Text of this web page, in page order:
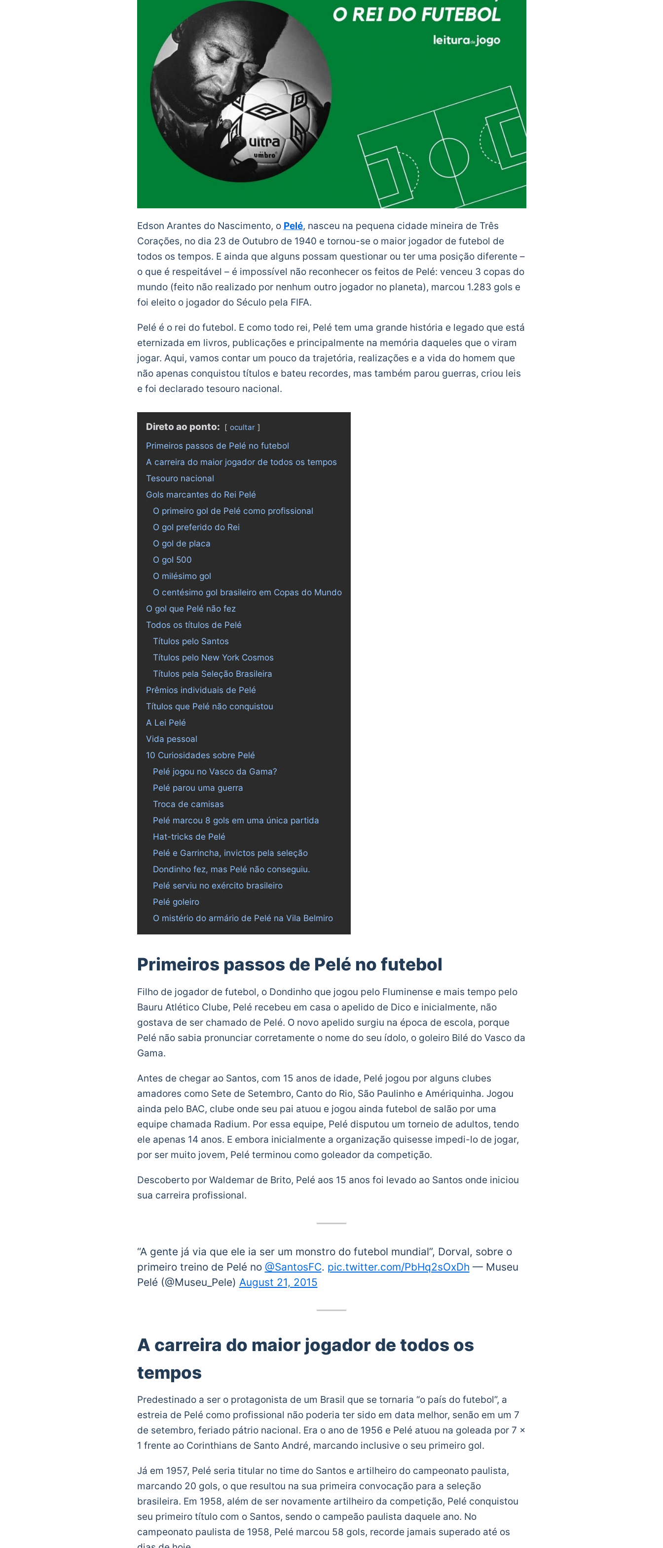
Edson Arantes do Nascimento, o Pelé, nasceu na pequena cidade mineira de Três
Corações, no dia 23 de Outubro de 1940 e tornou-se o maior jogador de futebol de
todos os tempos. E ainda que alguns possam questionar ou ter uma posição diferente –
o que é respeitável – é impossível não reconhecer os feitos de Pelé: venceu 3 copas do
mundo (feito não realizado por nenhum outro jogador no planeta), marcou 1.283 gols e
foi eleito o jogador do Século pela FIFA.
Pelé é o rei do futebol. E como todo rei, Pelé tem uma grande história e legado que está
eternizada em livros, publicações e principalmente na memória daqueles que o viram
jogar. Aqui, vamos contar um pouco da trajetória, realizações e a vida do homem que
não apenas conquistou títulos e bateu recordes, mas também parou guerras, criou leis
e foi declarado tesouro nacional.
Direto ao ponto: ocultar
Primeiros passos de Pelé no futebol
A carreira do maior jogador de todos os tempos
Tesouro nacional
Gols marcantes do Rei Pelé
O primeiro gol de Pelé como profissional
O gol preferido do Rei
O gol de placa
O gol 500
O milésimo gol
O centésimo gol brasileiro em Copas do Mundo
O gol que Pelé não fez
Todos os títulos de Pelé
Títulos pelo Santos
Títulos pelo New York Cosmos
Títulos pela Seleção Brasileira
Prêmios individuais de Pelé
Títulos que Pelé não conquistou
A Lei Pelé
Vida pessoal
10 Curiosidades sobre Pelé
Pelé jogou no Vasco da Gama?
Pelé parou uma guerra
Troca de camisas
Pelé marcou 8 gols em uma única partida
Hat-tricks de Pelé
Pelé e Garrincha, invictos pela seleção
Dondinho fez, mas Pelé não conseguiu.
Pelé serviu no exército brasileiro
Pelé goleiro
O mistério do armário de Pelé na Vila Belmiro
Primeiros passos de Pelé no futebol
Filho de jogador de futebol, o Dondinho que jogou pelo Fluminense e mais tempo pelo
Bauru Atlético Clube, Pelé recebeu em casa o apelido de Dico e inicialmente, não
gostava de ser chamado de Pelé. O novo apelido surgiu na época de escola, porque
Pelé não sabia pronunciar corretamente o nome do seu ídolo, o goleiro Bilé do Vasco da
Gama.
Antes de chegar ao Santos, com 15 anos de idade, Pelé jogou por alguns clubes
amadores como Sete de Setembro, Canto do Rio, São Paulinho e Amériquinha. Jogou
ainda pelo BAC, clube onde seu pai atuou e jogou ainda futebol de salão por uma
equipe chamada Radium. Por essa equipe, Pelé disputou um torneio de adultos, tendo
ele apenas 14 anos. E embora inicialmente a organização quisesse impedi-lo de jogar,
por ser muito jovem, Pelé terminou como goleador da competição.
Descoberto por Waldemar de Brito, Pelé aos 15 anos foi levado ao Santos onde iniciou
sua carreira profissional.
“A gente já via que ele ia ser um monstro do futebol mundial”, Dorval, sobre o
primeiro treino de Pelé no @SantosFC. pic.twitter.com/PbHq2sOxDh — Museu
Pelé (@Museu_Pele) August 21, 2015
A carreira do maior jogador de todos os
tempos
Predestinado a ser o protagonista de um Brasil que se tornaria “o país do futebol”, a
estreia de Pelé como profissional não poderia ter sido em data melhor, senão em um 7
de setembro, feriado pátrio nacional. Era o ano de 1956 e Pelé atuou na goleada por 7 x
1 frente ao Corinthians de Santo André, marcando inclusive o seu primeiro gol.
Já em 1957, Pelé seria titular no time do Santos e artilheiro do campeonato paulista,
marcando 20 gols, o que resultou na sua primeira convocação para a seleção
brasileira. Em 1958, além de ser novamente artilheiro da competição, Pelé conquistou
seu primeiro título com o Santos, sendo o campeão paulista daquele ano. No
campeonato paulista de 1958, Pelé marcou 58 gols, recorde jamais superado até os